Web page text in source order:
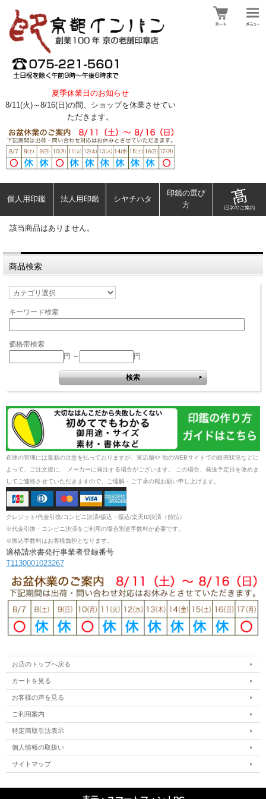
夏季休業日のお知らせ
8/11(火)～8/16(日)の間、ショップを休業させてい
ただきます。
個人用印鑑 法人用印鑑 シヤチハタ
印鑑の選び
方
該当商品はありません。
商品検索
キーワード検索
価格帯検索
円 ～
円
在庫の管理には最新の注意を払っておりますが、実店舗や 他のWEBサイトでの販売状況などに
よって、ご注文後に、 メーカーに発注する場合がございます。 この場合、発送予定日を改めま
してご連絡させていただきますので、ご理解・ご了承の程お願い申し上げます。
クレジット/代金引換/コンビニ決済/振込・振込/楽天ID決済（前払）
※代金引換・コンビニ決済をご利用の場合別途手数料が必要です。
※振込手数料はお客様負担となります。
適格請求書発行事業者登録番号
T1130001023267
お店のトップへ戻る
カートを見る
お客様の声を見る
ご利用案内
特定商取引法表示
個人情報の取扱い
サイトマップ